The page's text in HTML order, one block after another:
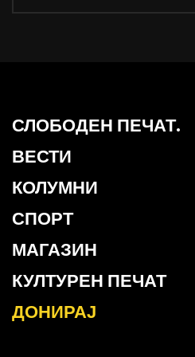
СЛОБОДЕН ПЕЧАТ.
ВЕСТИ
КОЛУМНИ
СПОРТ
МАГАЗИН
КУЛТУРЕН ПЕЧАТ
ДОНИРАЈ